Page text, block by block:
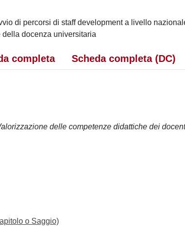
di percorsi di staff development a livello
docenza universitaria
completa Scheda completa (DC)
delle competenze didattiche dei
o Saggio)